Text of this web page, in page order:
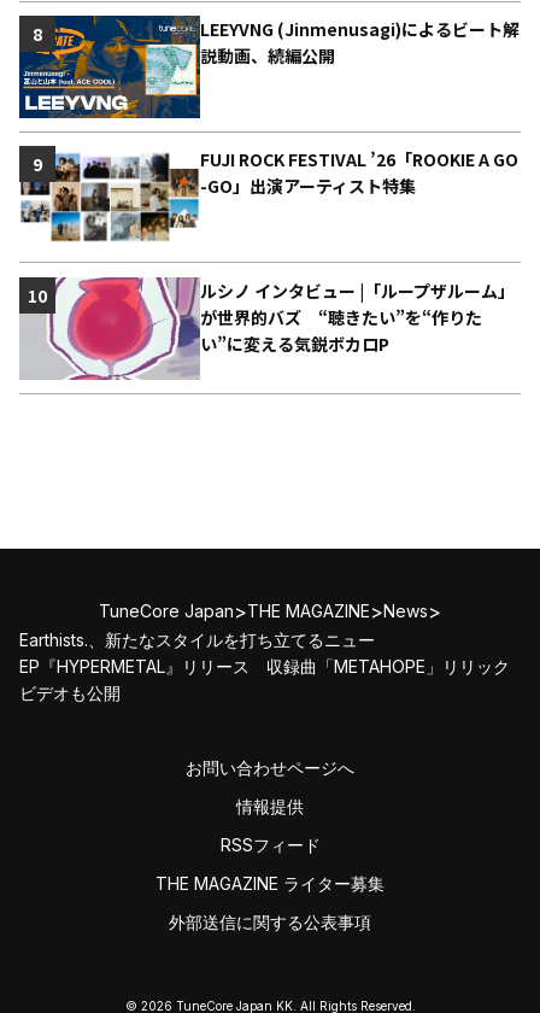
LEEYVNG (Jinmenusagi)によるビート解
説動画、続編公開
8
FUJI ROCK FESTIVAL ’26「ROOKIE A GO
-GO」出演アーティスト特集
9
ルシノ インタビュー |「ループザルーム」
が世界的バズ “聴きたい”を“作りた
い”に変える気鋭ボカロP
10
TuneCore Japan>THE MAGAZINE>News>
Earthists.、新たなスタイルを打ち立てるニュー
EP『HYPERMETAL』リリース 収録曲「METAHOPE」リリック
ビデオも公開
お問い合わせページへ
情報提供
RSSフィード
THE MAGAZINE ライター募集
外部送信に関する公表事項
© 2026 TuneCore Japan KK. All Rights Reserved.